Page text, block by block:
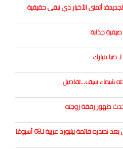
أتمنى الأخبار دي تبقى حقيقية
جذابة
صبا مبارك
شيماء سيف...تفاصيل
ظهور رفقة زوجته
قائمة بيلبورد عربية لـ68 أسبوعًا